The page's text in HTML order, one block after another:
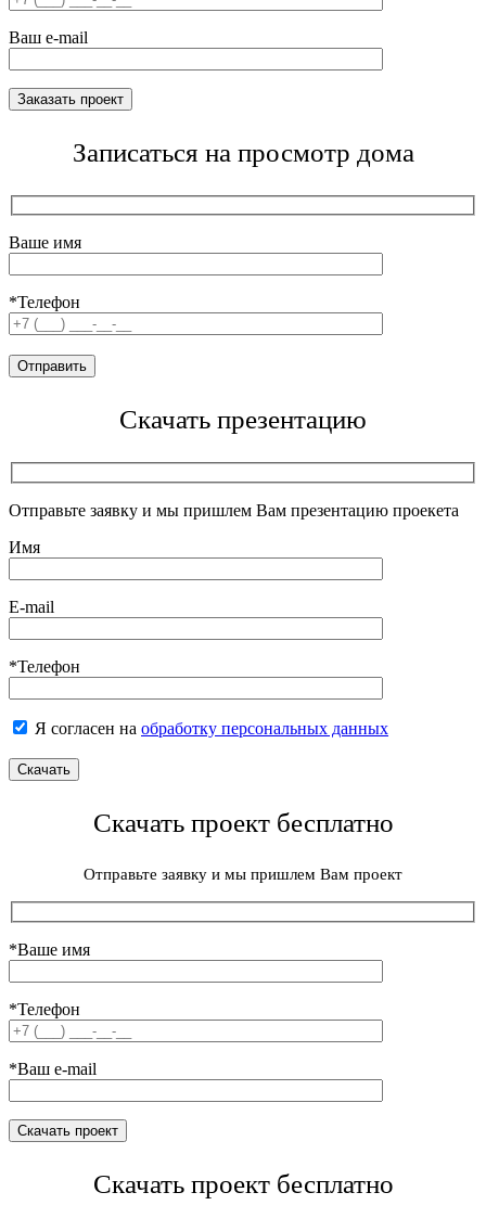
Ваш e-mail
Записаться на просмотр дома
Ваше имя
*Телефон
Скачать презентацию
Отправьте заявку и мы пришлем Вам презентацию проекета
Имя
E-mail
*Телефон
Я согласен на обработку персональных данных
Скачать проект бесплатно
Отправьте заявку и мы пришлем Вам проект
*Ваше имя
*Телефон
*Ваш e-mail
Скачать проект бесплатно